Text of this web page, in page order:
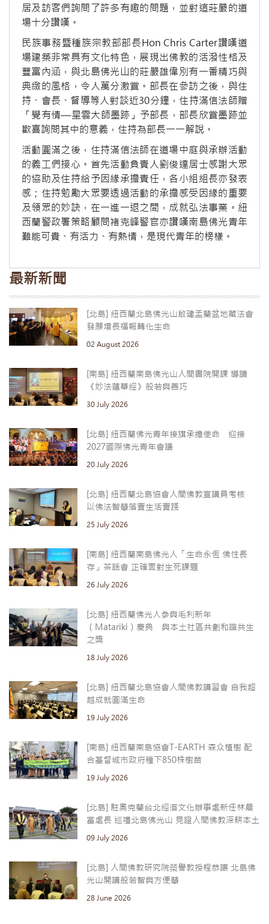
居及訪客們詢問了許多有趣的問題，並對這莊嚴的道
場十分讚嘆。
民族事務暨種族宗教部部長Hon Chris Carter讚嘆道
場建築非常具有文化特色，展現出佛教的活潑性格及
豐富內涵，與北島佛光山的莊嚴雄偉別有一番精巧與
典緻的風格，令人萬分激賞。部長在參訪之後，與住
持、會長、督導等人對談近30分鐘，住持滿信法師贈
「覺有情—星雲大師墨跡」予部長，部長欣賞墨跡並
歡喜詢問其中的意義，住持為部長一一解說。
活動圓滿之後，住持滿信法師在道場中庭與承辦活動
的義工們接心。首先活動負責人劉俊達居士感謝大眾
的協助及住持給予因緣承擔責任，各小組組長亦發表
感；住持勉勵大眾要透過活動的承擔感受因緣的重要
及領眾的妙訣，在一進一退之間，成就弘法事業。紐
西蘭警政署策略顧問褚克峰警官亦讚嘆南島佛光青年
難能可貴、有活力、有熱情，是現代青年的榜樣。
最新新聞
[北島] 紐西蘭北島佛光山啟建盂蘭盆地藏法會
發願增長福報轉化生命
02 August 2026
[南島] 紐西蘭南島佛光山人間書院開課 導讀
《妙法蓮華經》般若與善巧
30 July 2026
[北島] 紐西蘭佛光青年接旗承擔使命 迎接
2027國際佛光青年會議
20 July 2026
[北島] 紐西蘭北島協會人間佛教宣講員考核
以佛法智慧落實生活實踐
25 July 2026
[南島] 紐西蘭南島佛光人「生命永恆 佛性長
存」茶話會 正確面對生死課題
26 July 2026
[北島] 紐西蘭佛光人參與毛利新年
（Matariki）慶典 與本土社區共劃和諧共生
之槳
18 July 2026
[北島] 紐西蘭北島協會人間佛教講習會 自我超
越成就圓滿生命
19 July 2026
[南島] 紐西蘭南島協會T-EARTH 森众植樹 配
合基督城市政府種下850株樹苗
19 July 2026
[北島] 駐奧克蘭台北經濟文化辦事處新任林晨
富處長 巡禮北島佛光山 見證人間佛教深耕本土
09 July 2026
[北島] 人間佛教研究院榮譽教授程恭讓 北島佛
光山開講般若智與方便慧
28 June 2026